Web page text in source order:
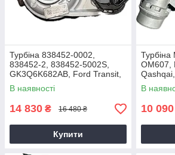
Турбіна 838452-0002,
838452-2, 838452-5002S,
GK3Q6K682AB, Ford Transit,
Tourneo EcoBlue YNFS,
YNF6, 2.0D, GTD1444V
В наявності
14 830 ₴ 16 480 ₴
Купити
Турбіна
OM607,
Kadjar,
2014+
В
10 090